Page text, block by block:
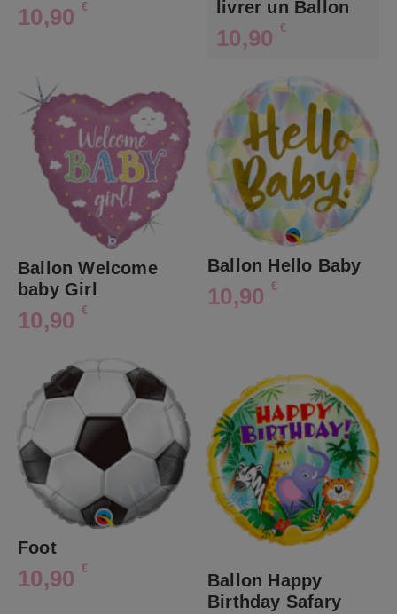
10,90 € livrer un Ballon
10,90 €
Ballon Welcome
baby Girl
10,90 €
Ballon Hello Baby
10,90 €
Foot
10,90 €
Ballon Happy
Birthday Safary